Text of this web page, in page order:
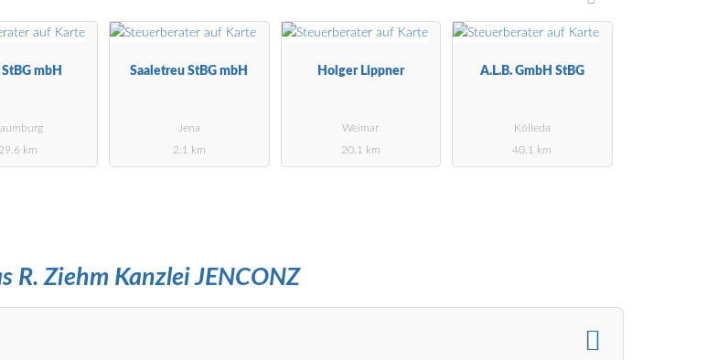
mbH
29.6 km
Saaletreu StBG mbH
Jena
2.1 km
Holger Lippner
Weimar
20.1 km
A.L.B. GmbH StBG
Kölleda
40.1 km
R. Ziehm Kanzlei JENCONZ